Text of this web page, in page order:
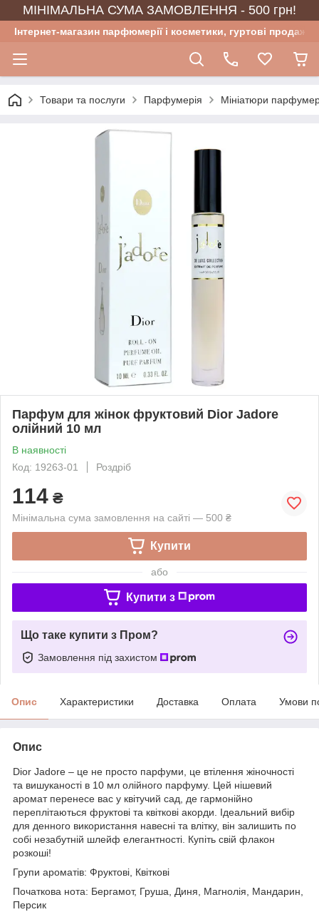
МІНІМАЛЬНА СУМА ЗАМОВЛЕННЯ - 500 грн!
Інтернет-магазин парфюмерії і косметики, гуртові продажі
Товари та послуги Парфумерія Мініатюри
Парфум для жінок фруктовий Dior Jadore
олійний 10 мл
В наявності
Код: 19263-01
Роздріб
114 ₴
Мінімальна сума замовлення на сайті — 500 ₴
Купити
або
Купити з
Що таке купити з Пром?
Замовлення під захистом
Опис Характеристики Доставка Оплата Умови
Опис
Dior Jadore – це не просто парфуми, це втілення жіночності
та вишуканості в 10 мл олійного парфуму. Цей нішевий
аромат перенесе вас у квітучий сад, де гармонійно
переплітаються фруктові та квіткові акорди. Ідеальний вибір
для денного використання навесні та влітку, він залишить по
собі незабутній шлейф елегантності. Купіть свій флакон
розкоші!
Групи ароматів: Фруктові, Квіткові
Початкова нота: Бергамот, Груша, Диня, Магнолія, Мандарин,
Персик